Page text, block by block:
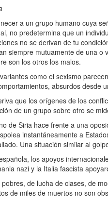
a un grupo humano cuya
no predetermina que un
no se derivan de tu
siempre mutuamente de una
son los otros los malos.
como el sexismo
absurdos desde
que los orígenes de los
de un grupo sobre otro se
de Siria hace frente a una
instantáneamente a
Una situación similar al
los apoyos
nazi y la Italia fascista
de lucha de clases, de
de miles de muertos no son